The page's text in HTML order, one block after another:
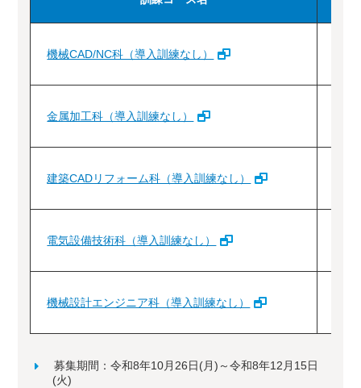
機械CAD/NC科（導入訓練なし）
金属加工科（導入訓練なし）
建築CADリフォーム科（導入訓練なし）
電気設備技術科（導入訓練なし）
機械設計エンジニア科（導入訓練なし）
募集期間：令和8年10月26日(月)～令和8年12月15日
(火)